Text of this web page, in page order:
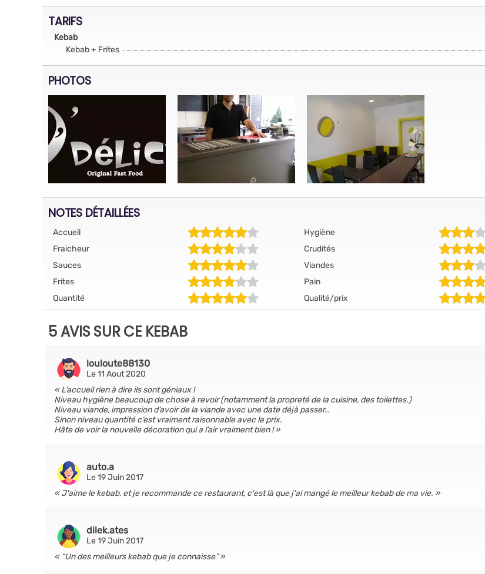
TARIFS
Kebab
Kebab + Frites
PHOTOS
NOTES DÉTAILLÉES
Accueil
Hygiène
Fraicheur
Crudités
Sauces
Viandes
Frites
Pain
Quantité
Qualité/prix
5 AVIS SUR CE KEBAB
louloute88130
Le 11 Aout 2020
L’accueil rien à dire ils sont géniaux !
Niveau hygiène beaucoup de chose à revoir (notamment la propreté de la cuisine, des toilettes.)
Niveau viande, impression d’avoir de la viande avec une date déjà passer..
Sinon niveau quantité c’est vraiment raisonnable avec le prix.
Hâte de voir la nouvelle décoration qui a l’air vraiment bien !
auto.a
Le 19 Juin 2017
J'aime le kebab, et je recommande ce restaurant, c'est là que j'ai mangé le meilleur kebab de ma vie.
dilek.ates
Le 19 Juin 2017
“Un des meilleurs kebab que je connaisse”